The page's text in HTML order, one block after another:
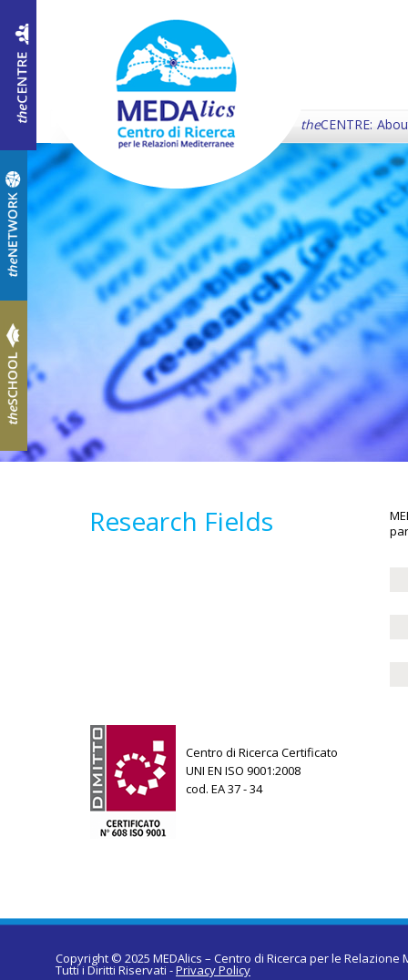
theCENTRE:
Research Fields
Centro di Ricerca Certificato
UNI EN ISO 9001:2008
cod. EA 37 - 34
Copyright © 2025 MEDAlics – Centro di Ricerca per le
Tutti i Diritti Riservati -Privacy Policy